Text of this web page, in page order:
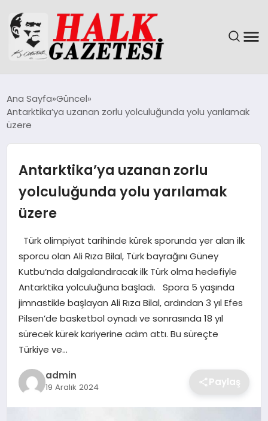
MAGAZIN
SAĞLIK
SIYASET
SPOR
TEKNOLOJI
YAŞAM
Ana Sayfa Güncel
Antarktika’ya uzanan zorlu yolculuğunda yolu yarılamak
üzere
Antarktika’ya uzanan zorlu
yolculuğunda yolu yarılamak
üzere
Türk olimpiyat tarihinde kürek sporunda yer alan ilk
sporcu olan Ali Rıza Bilal, Türk bayrağını Güney
Kutbu’nda dalgalandıracak ilk Türk olma hedefiyle
Antarktika yolculuğuna başladı. Spora 5 yaşında
jimnastikle başlayan Ali Rıza Bilal, ardından 3 yıl Efes
Pilsen’de basketbol oynadı ve sonrasında 18 yıl
sürecek kürek kariyerine adım attı. Bu süreçte
Türkiye ve…
admin
19 Aralık 2024 Paylaş